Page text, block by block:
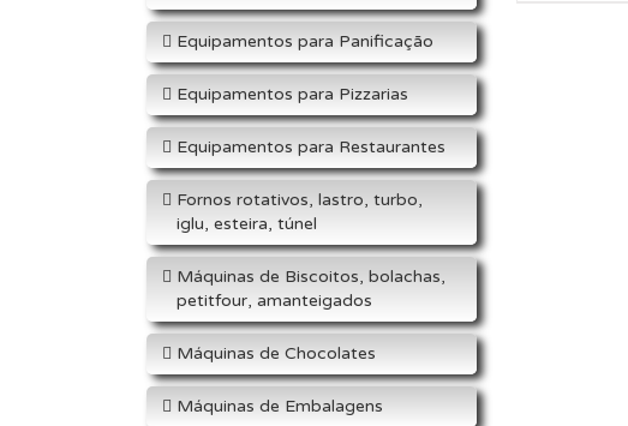
Equipamentos para Panificação
Equipamentos para Pizzarias
Equipamentos para Restaurantes
Fornos rotativos, lastro, turbo,
iglu, esteira, túnel
Máquinas de Biscoitos, bolachas,
petitfour, amanteigados
Máquinas de Chocolates
Máquinas de Embalagens